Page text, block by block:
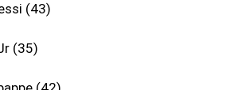
43
35